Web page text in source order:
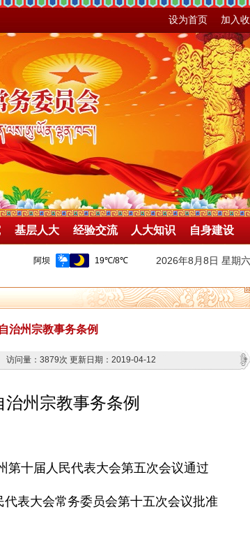
设为首页 加入
基层人大 经验交流 人大知识 自身建设
2026年8月8日 星期六
治州宗教事务条例
访问量： 3879次 更新日期：2019-04-12
州宗教事务条例
第十届人民代表大会第五次会议通过
代表大会常务委员会第十五次会议批准